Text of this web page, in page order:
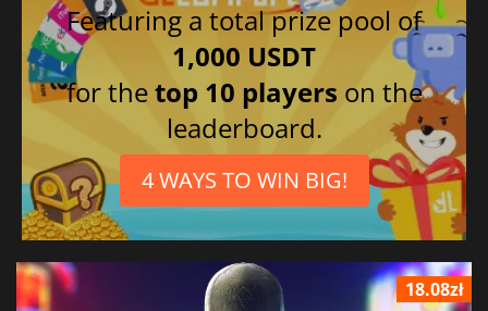
Featuring a total prize pool of
1,000 USDT
for thetop 10 players on the
leaderboard.
4 WAYS TO WIN BIG!
18.08zł